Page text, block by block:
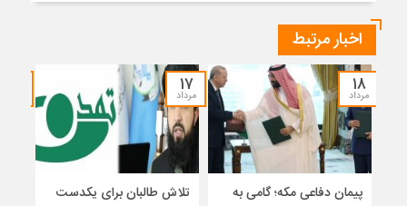
اخبار مرتبط
۱۸
مرداد
پیمان دفاعی مکه؛ گامی به
۱۷
مرداد
تلاش طالبان برای یکدست